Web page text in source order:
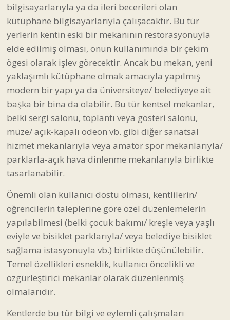
bilgisayarlarıyla ya da ileri becerileri olan
kütüphane bilgisayarlarıyla çalışacaktır. Bu tür
yerlerin kentin eski bir mekanının restorasyonuyla
elde edilmiş olması, onun kullanımında bir çekim
ögesi olarak işlev görecektir. Ancak bu mekan, yeni
yaklaşımlı kütüphane olmak amacıyla yapılmış
modern bir yapı ya da üniversiteye/ belediyeye ait
başka bir bina da olabilir. Bu tür kentsel mekanlar,
belki sergi salonu, toplantı veya gösteri salonu,
müze/ açık-kapalı odeon vb. gibi diğer sanatsal
hizmet mekanlarıyla veya amatör spor mekanlarıyla/
parklarla-açık hava dinlenme mekanlarıyla birlikte
tasarlanabilir.
Önemli olan kullanıcı dostu olması, kentlilerin/
öğrencilerin taleplerine göre özel düzenlemelerin
yapılabilmesi (belki çocuk bakımı/ kreşle veya yaşlı
eviyle ve bisiklet parklarıyla/ veya belediye bisiklet
sağlama istasyonuyla vb.) birlikte düşünülebilir.
Temel özellikleri esneklik, kullanıcı öncelikli ve
özgürleştirici mekanlar olarak düzenlenmiş
olmalarıdır.
Kentlerde bu tür bilgi ve eylemli çalışmaları